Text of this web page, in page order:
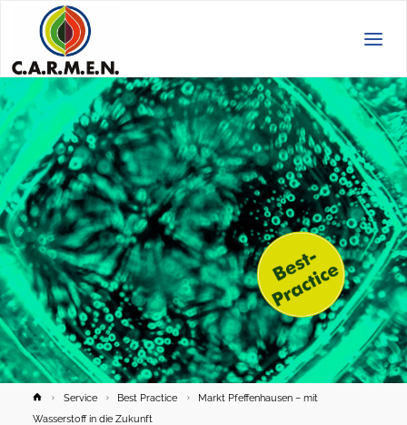
HomeService Best Practice
Markt Pfeffenhausen – mit
Wasserstoff in die Zukunft